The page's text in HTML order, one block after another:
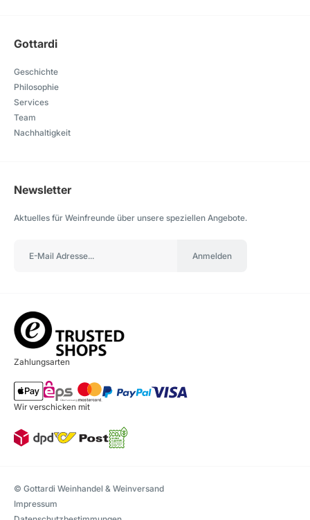
Gottardi
Geschichte
Philosophie
Services
Team
Nachhaltigkeit
Newsletter
Aktuelles für Weinfreunde über unsere speziellen Angebote.
Anmelden
Zahlungsarten
Wir verschicken mit
© Gottardi Weinhandel & Weinversand
Impressum